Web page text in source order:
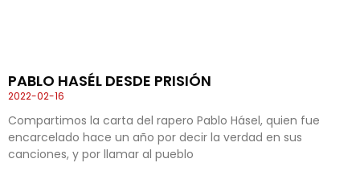
PABLO HASÉL DESDE PRISIÓN
2022-02-16
Compartimos la carta del rapero Pablo Hásel, quien fue
encarcelado hace un año por decir la verdad en sus
canciones, y por llamar al pueblo